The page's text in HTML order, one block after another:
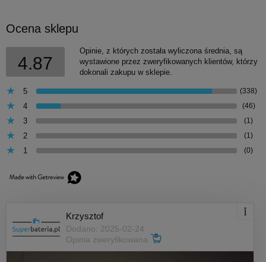
Ocena sklepu
4.87
Opinie, z których została wyliczona średnia, są
wystawione przez zweryfikowanych klientów, którzy
dokonali zakupu w sklepie.
5 (338)
4 (46)
3 (1)
2 (1)
1 (0)
Krzysztof
Dodano: 2025-02-24
Opinia zweryfikowana